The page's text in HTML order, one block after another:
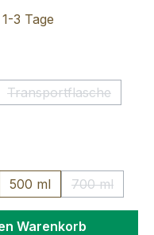
3 Tage
Transportflasche
(Diese Option ist
Option ist zurzeit nicht
500 ml 700 ml
(Diese
Warenkorb